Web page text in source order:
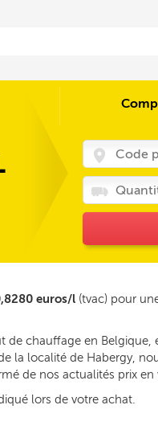
euros/l (tvac) pour
chauffage en
la localité de Habergy,
de nos actualités prix
lors de votre achat.